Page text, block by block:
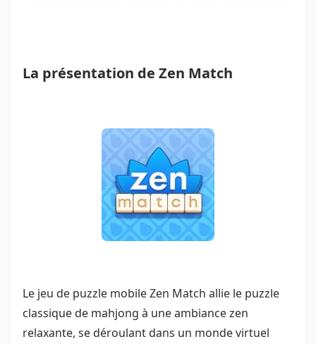
La présentation de Zen Match
Le jeu de puzzle mobile Zen Match allie le puzzle
classique de mahjong à une ambiance zen
relaxante, se déroulant dans un monde virtuel